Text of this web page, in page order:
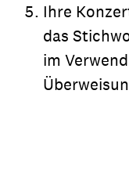
Ihre
das
im